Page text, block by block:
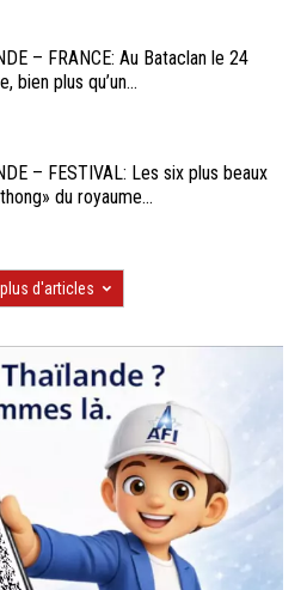
– FRANCE: Au Bataclan le 24
bien plus qu’un...
– FESTIVAL: Les six plus beaux
du royaume...
d'articles